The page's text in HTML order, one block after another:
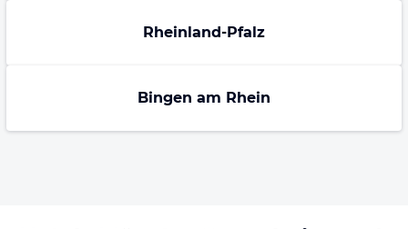
Rheinland-Pfalz
Bingen am Rhein